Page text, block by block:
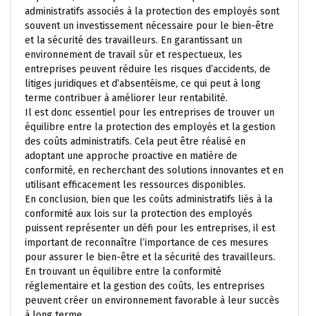
administratifs associés à la protection des employés sont
souvent un investissement nécessaire pour le bien-être
et la sécurité des travailleurs. En garantissant un
environnement de travail sûr et respectueux, les
entreprises peuvent réduire les risques d’accidents, de
litiges juridiques et d’absentéisme, ce qui peut à long
terme contribuer à améliorer leur rentabilité.
Il est donc essentiel pour les entreprises de trouver un
équilibre entre la protection des employés et la gestion
des coûts administratifs. Cela peut être réalisé en
adoptant une approche proactive en matière de
conformité, en recherchant des solutions innovantes et en
utilisant efficacement les ressources disponibles.
En conclusion, bien que les coûts administratifs liés à la
conformité aux lois sur la protection des employés
puissent représenter un défi pour les entreprises, il est
important de reconnaître l’importance de ces mesures
pour assurer le bien-être et la sécurité des travailleurs.
En trouvant un équilibre entre la conformité
réglementaire et la gestion des coûts, les entreprises
peuvent créer un environnement favorable à leur succès